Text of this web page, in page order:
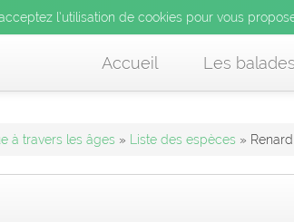
acceptez l’utilisation de cookies pour vous
Accueil Les balades
l’utilisation de cookies pour vous
de cookies pour vous
à travers les âges » Liste des espèces »